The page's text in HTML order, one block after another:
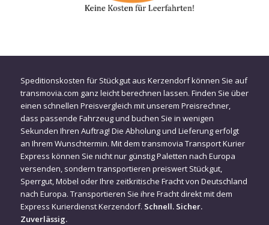
Speditionskosten für Stückgut aus Kerzendorf können Sie auf
transmovia.com ganz leicht berechnen lassen. Finden Sie über
einen schnellen Preisvergleich mit unserem Preisrechner,
dass passende Fahrzeug und buchen Sie in wenigen
Sekunden Ihren Auftrag! Die Abholung und Lieferung erfolgt
an Ihrem Wunschtermin. Mit dem transmovia Transport Kurier
Express können Sie nicht nur günstig Paletten nach Europa
versenden, sondern transportieren preiswert Stückgut,
Sperrgut, Möbel oder Ihre zeitkritische Fracht von Deutschland
nach Europa. Transportieren Sie ihre Fracht direkt mit dem
Express Kurierdienst Kerzendorf. Schnell. Sicher.
Zuverlässig.